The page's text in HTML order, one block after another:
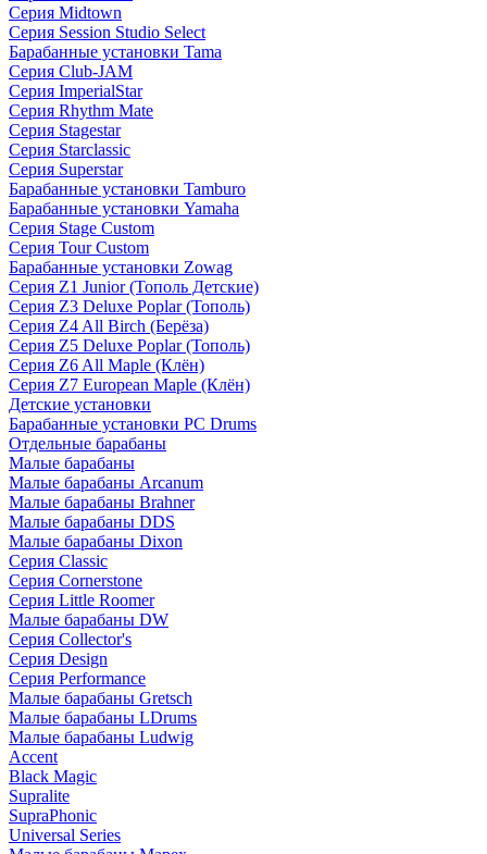
Серия Midtown
Серия Session Studio Select
Барабанные установки Tama
Серия Club-JAM
Серия ImperialStar
Серия Rhythm Mate
Серия Stagestar
Серия Starclassic
Серия Superstar
Барабанные установки Tamburo
Барабанные установки Yamaha
Серия Stage Custom
Серия Tour Custom
Барабанные установки Zowag
Серия Z1 Junior (Тополь Детские)
Серия Z3 Deluxe Poplar (Тополь)
Серия Z4 All Birch (Берёза)
Серия Z5 Deluxe Poplar (Тополь)
Серия Z6 All Maple (Клён)
Серия Z7 European Maple (Клён)
Детские установки
Барабанные установки PC Drums
Отдельные барабаны
Малые барабаны
Малые барабаны Arcanum
Малые барабаны Brahner
Малые барабаны DDS
Малые барабаны Dixon
Серия Classic
Серия Cornerstone
Серия Little Roomer
Малые барабаны DW
Серия Collector's
Серия Design
Серия Performance
Малые барабаны Gretsch
Малые барабаны LDrums
Малые барабаны Ludwig
Accent
Black Magic
Supralite
SupraPhonic
Universal Series